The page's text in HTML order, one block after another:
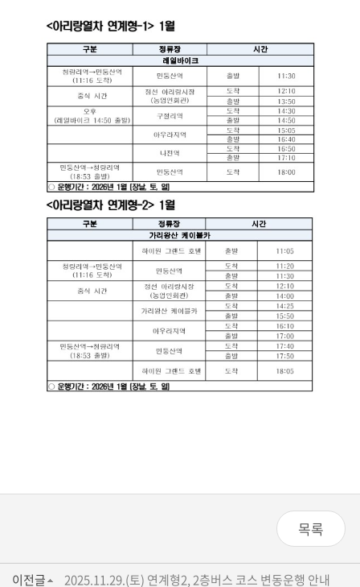
목록
이전글 2025.11.29.(토) 연계형2, 2층버스 코스 변동운행 안내